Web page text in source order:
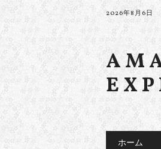
2026年8月6日
Main
Skip to content
ホーム